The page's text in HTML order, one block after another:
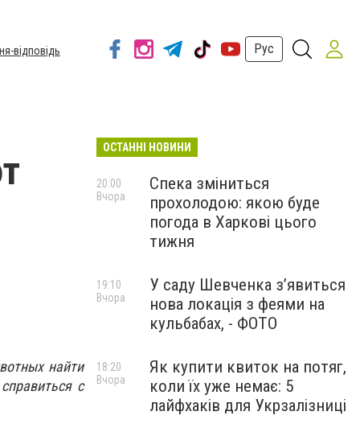
відповідь
Рус
найти
с
ОСТАННІ НОВИНИ
Спека зміниться
прохолодою: якою буде
погода в Харкові цього
тижня
20:00
Вчора
У саду Шевченка з’явиться
нова локація з феями на
кульбабах, - ФОТО
19:10
Вчора
Як купити квиток на потяг,
коли їх уже немає: 5
лайфхаків для Укрзалізниці
18:20
Вчора